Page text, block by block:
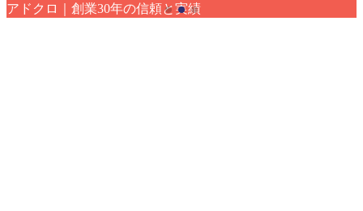
アドクロ｜創業30年の信頼と実績